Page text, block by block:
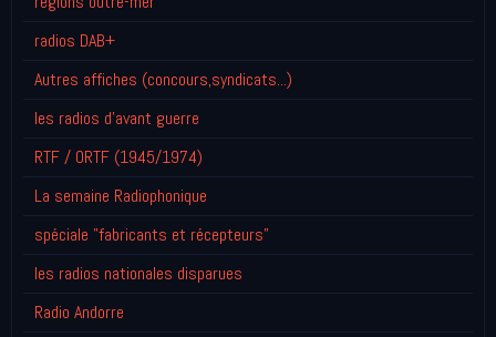
radios DAB+
Autres affiches (concours,syndicats...)
les radios d'avant guerre
RTF / ORTF (1945/1974)
La semaine Radiophonique
spéciale "fabricants et récepteurs"
les radios nationales disparues
Radio Andorre